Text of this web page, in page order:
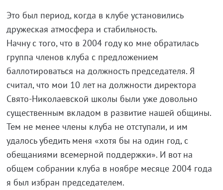
Это был период, когда в клубе установились
дружеская атмосфера и стабильность.
Начну с того, что в 2004 году ко мне обратилась
группа членов клуба с предложением
баллотироваться на должность председателя. Я
считал, что мои 10 лет на должности директора
Свято-Николаевской школы были уже довольно
существенным вкладом в развитие нашей общины.
Тем не менее члены клуба не отступали, и им
удалось убедить меня «хотя бы на один год, с
обещаниями всемерной поддержки». И вот на
общем собрании клуба в ноябре месяце 2004 года
я был избран председателем.